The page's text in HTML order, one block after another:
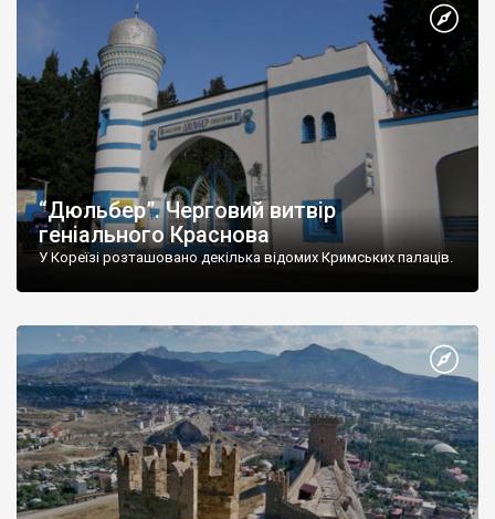
“Дюльбер”. Черговий витвір
геніального Краснова
У Кореїзі розташовано декілька відомих Кримських палаців.